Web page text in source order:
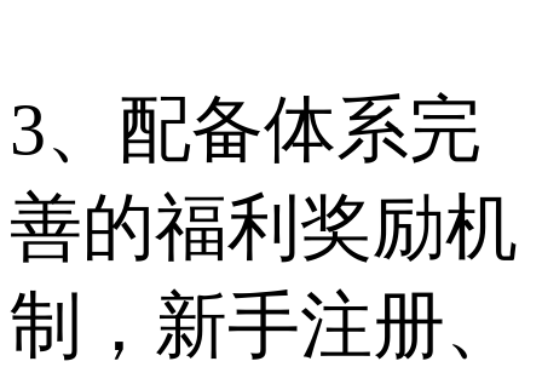
3、配备体系完
善的福利奖励机
制，新手注册、